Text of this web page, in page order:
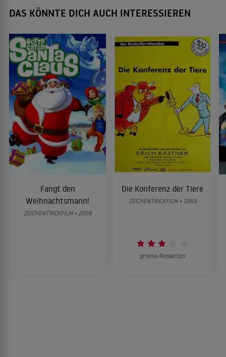
DAS KÖNNTE DICH AUCH INTERESSIEREN
Fangt den
Weihnachtsmann!
ZEICHENTRICKFILM • 2008
Die Konferenz der Tiere
ZEICHENTRICKFILM • 1969
prisma-Redaktion